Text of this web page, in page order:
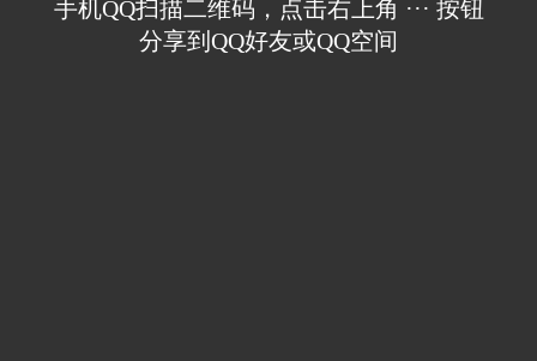
手机QQ扫描二维码，点击右上角 ··· 按钮
分享到QQ好友或QQ空间